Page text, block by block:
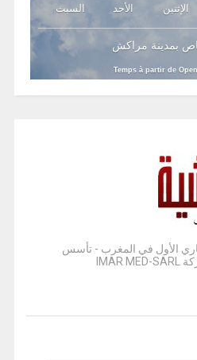
السبت الأحد الإثنين
بمدينة مراكش
Temps à partir de
الأول في المغرب - تأسس